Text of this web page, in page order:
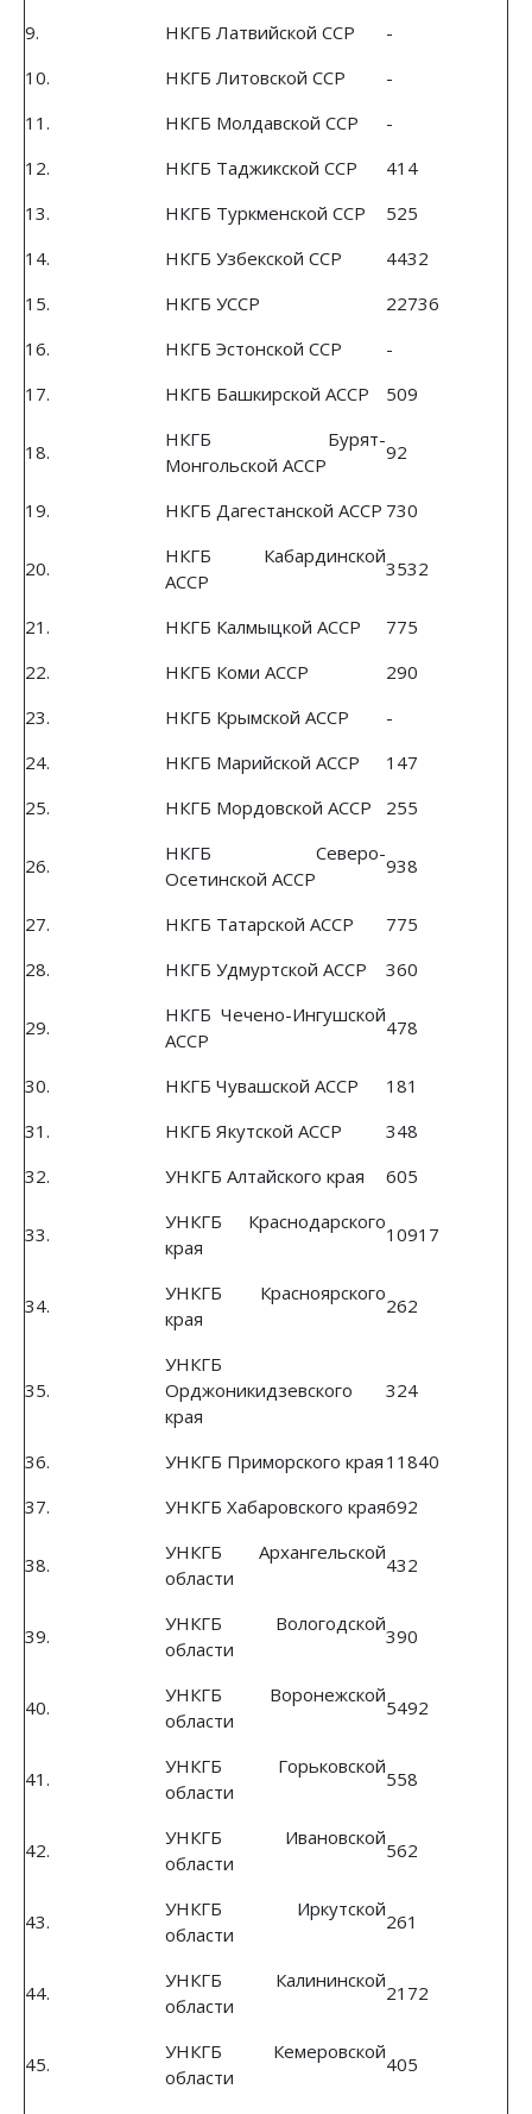
9.
НКГБ Латвийской ССР
-
10.
НКГБ Литовской ССР
-
11.
НКГБ Молдавской ССР
-
12.
НКГБ Таджикской ССР
414
13.
НКГБ Туркменской ССР
525
14.
НКГБ Узбекской ССР
4432
15.
НКГБ УССР
22736
16.
НКГБ Эстонской ССР
-
17.
НКГБ Башкирской АССР 509
18.
НКГБ Бурят-
Монгольской АССР
92
19. НКГБ Дагестанской АССР 730
20.
НКГБ Кабардинской
АССР
3532
21. НКГБ Калмыцкой АССР
775
22.
НКГБ Коми АССР
290
23.
НКГБ Крымской АССР
-
24.
НКГБ Марийской АССР
147
25.
НКГБ Мордовской АССР 255
26.
НКГБ Северо-
Осетинской АССР
938
27. НКГБ Татарской АССР
775
28.
НКГБ Удмуртской АССР 360
29.
НКГБ Чечено-Ингушской
АССР
478
30. НКГБ Чувашской АССР
181
31.
НКГБ Якутской АССР
348
32.
УНКГБ Алтайского края 605
33.
УНКГБ Краснодарского
края
10917
34.
УНКГБ Красноярского
края
262
35.
УНКГБ
Орджоникидзевского
края
324
36. УНКГБ Приморского края 11840
37.
УНКГБ Хабаровского края692
38.
УНКГБ Архангельской
области
432
39.
УНКГБ Вологодской
области
390
40.
УНКГБ Воронежской
области
5492
41.
УНКГБ Горьковской
области
558
42.
УНКГБ Ивановской
области
562
43.
УНКГБ Иркутской
области
261
44.
УНКГБ Калининской
области
2172
45.
УНКГБ Кемеровской
области
405